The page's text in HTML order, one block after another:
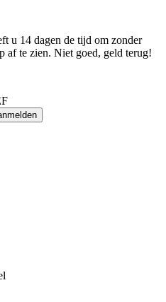
u 14 dagen de tijd om zonder
af te zien. Niet goed, geld terug!